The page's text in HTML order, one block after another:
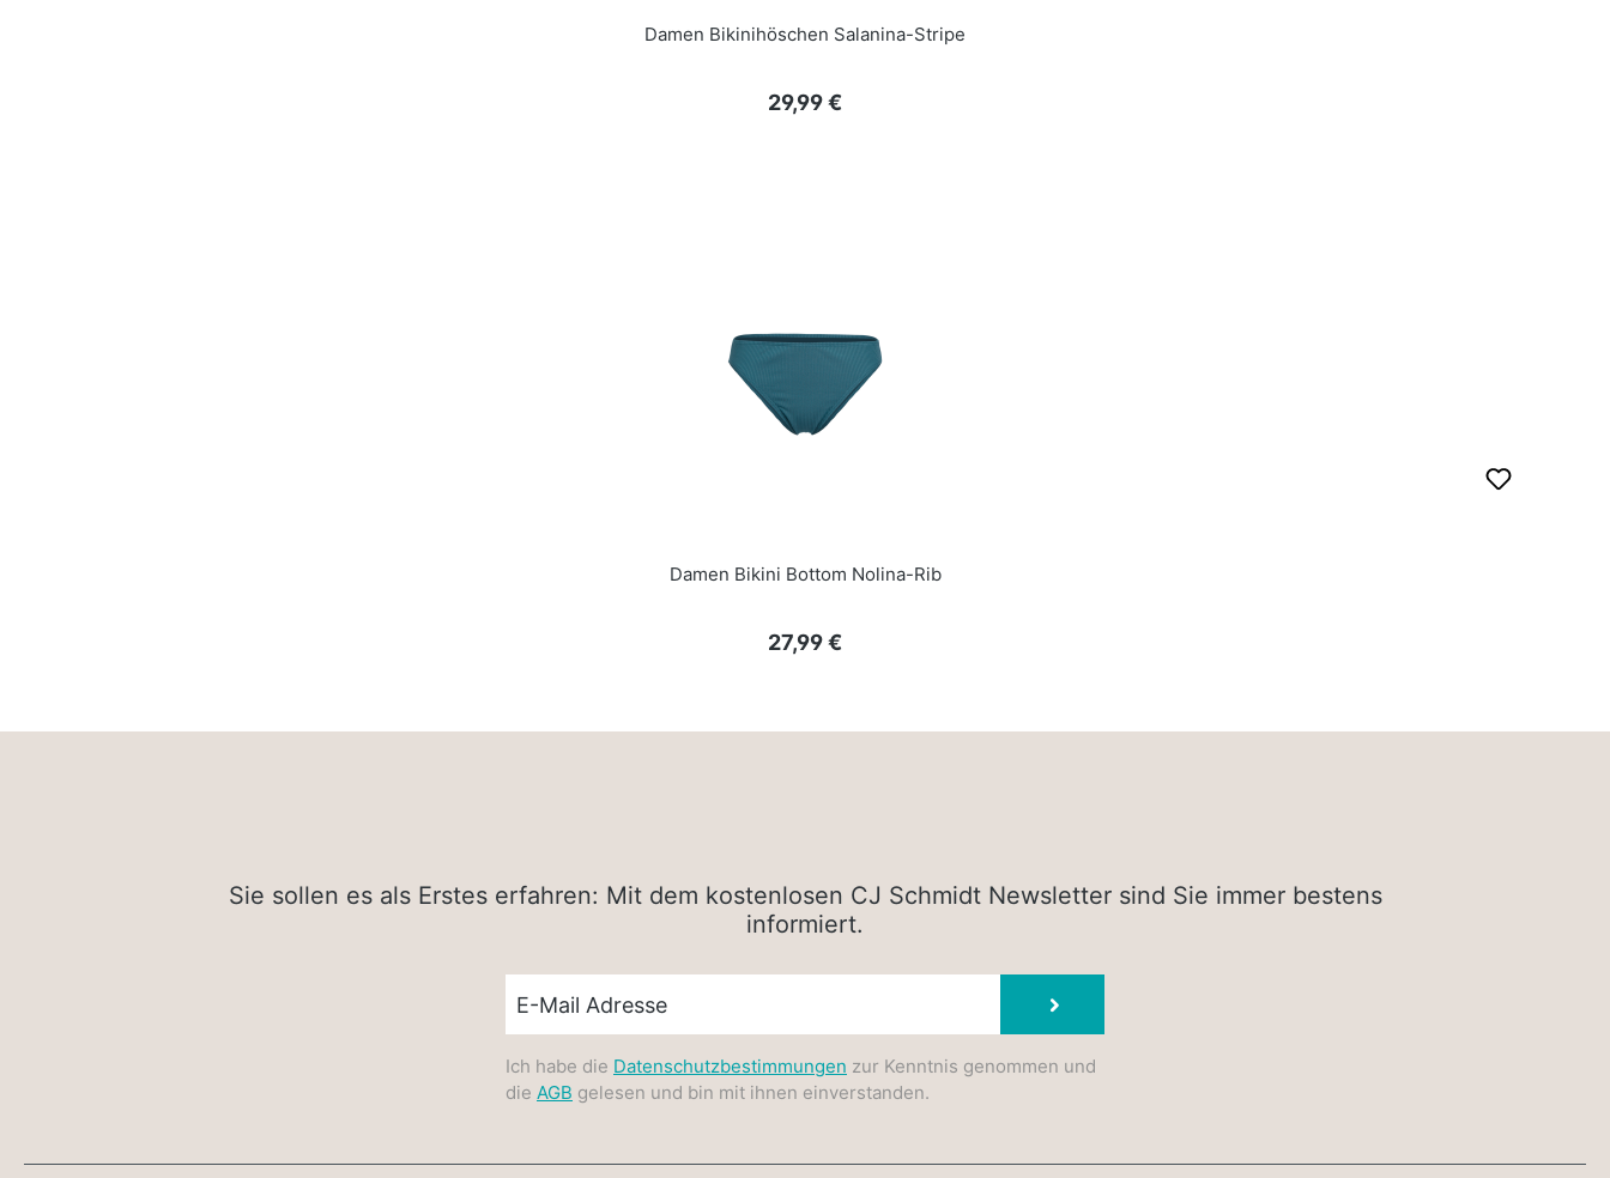
Damen Bikinihöschen Salanina-Stripe
Regulärer Preis:
29,99 €
Damen Bikini Bottom Nolina-Rib
Regulärer Preis:
27,99 €
Sie sollen es als Erstes erfahren: Mit dem kostenlosen CJ Schmidt Newsletter sind Sie immer bestens
informiert.
Ich habe die Datenschutzbestimmungen zur Kenntnis genommen und
die AGB gelesen und bin mit ihnen einverstanden.